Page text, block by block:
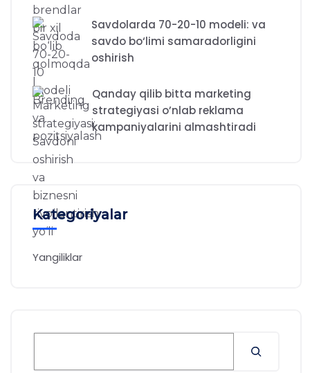
Savdolarda 70-20-10 modeli: va
savdo bo‘limi samaradorligini
oshirish
Qanday qilib bitta marketing
strategiyasi o’nlab reklama
kampaniyalarini almashtiradi
Kategoriyalar
Yangiliklar